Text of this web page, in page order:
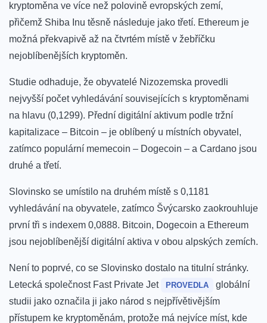
kryptoměna ve více než polovině evropských zemí,
přičemž Shiba Inu těsně následuje jako třetí. Ethereum je
možná překvapivě až na čtvrtém místě v žebříčku
nejoblíbenějších kryptoměn.
Studie odhaduje, že obyvatelé Nizozemska provedli
nejvyšší počet vyhledávání souvisejících s kryptoměnami
na hlavu (0,1299). Přední digitální aktivum podle tržní
kapitalizace – Bitcoin – je oblíbený u místních obyvatel,
zatímco populární memecoin – Dogecoin – a Cardano jsou
druhé a třetí.
Slovinsko se umístilo na druhém místě s 0,1181
vyhledávání na obyvatele, zatímco Švýcarsko zaokrouhluje
první tři s indexem 0,0888. Bitcoin, Dogecoin a Ethereum
jsou nejoblíbenější digitální aktiva v obou alpských zemích.
Není to poprvé, co se Slovinsko dostalo na titulní stránky.
Letecká společnost Fast Private Jet
PROVEDLA
globální
studii jako označila ji jako národ s nejpřívětivějším
přístupem ke kryptoměnám, protože má nejvíce míst, kde